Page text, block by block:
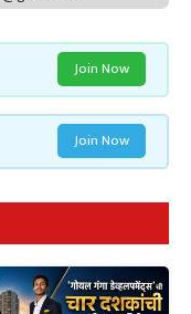
Join Now
Join Now